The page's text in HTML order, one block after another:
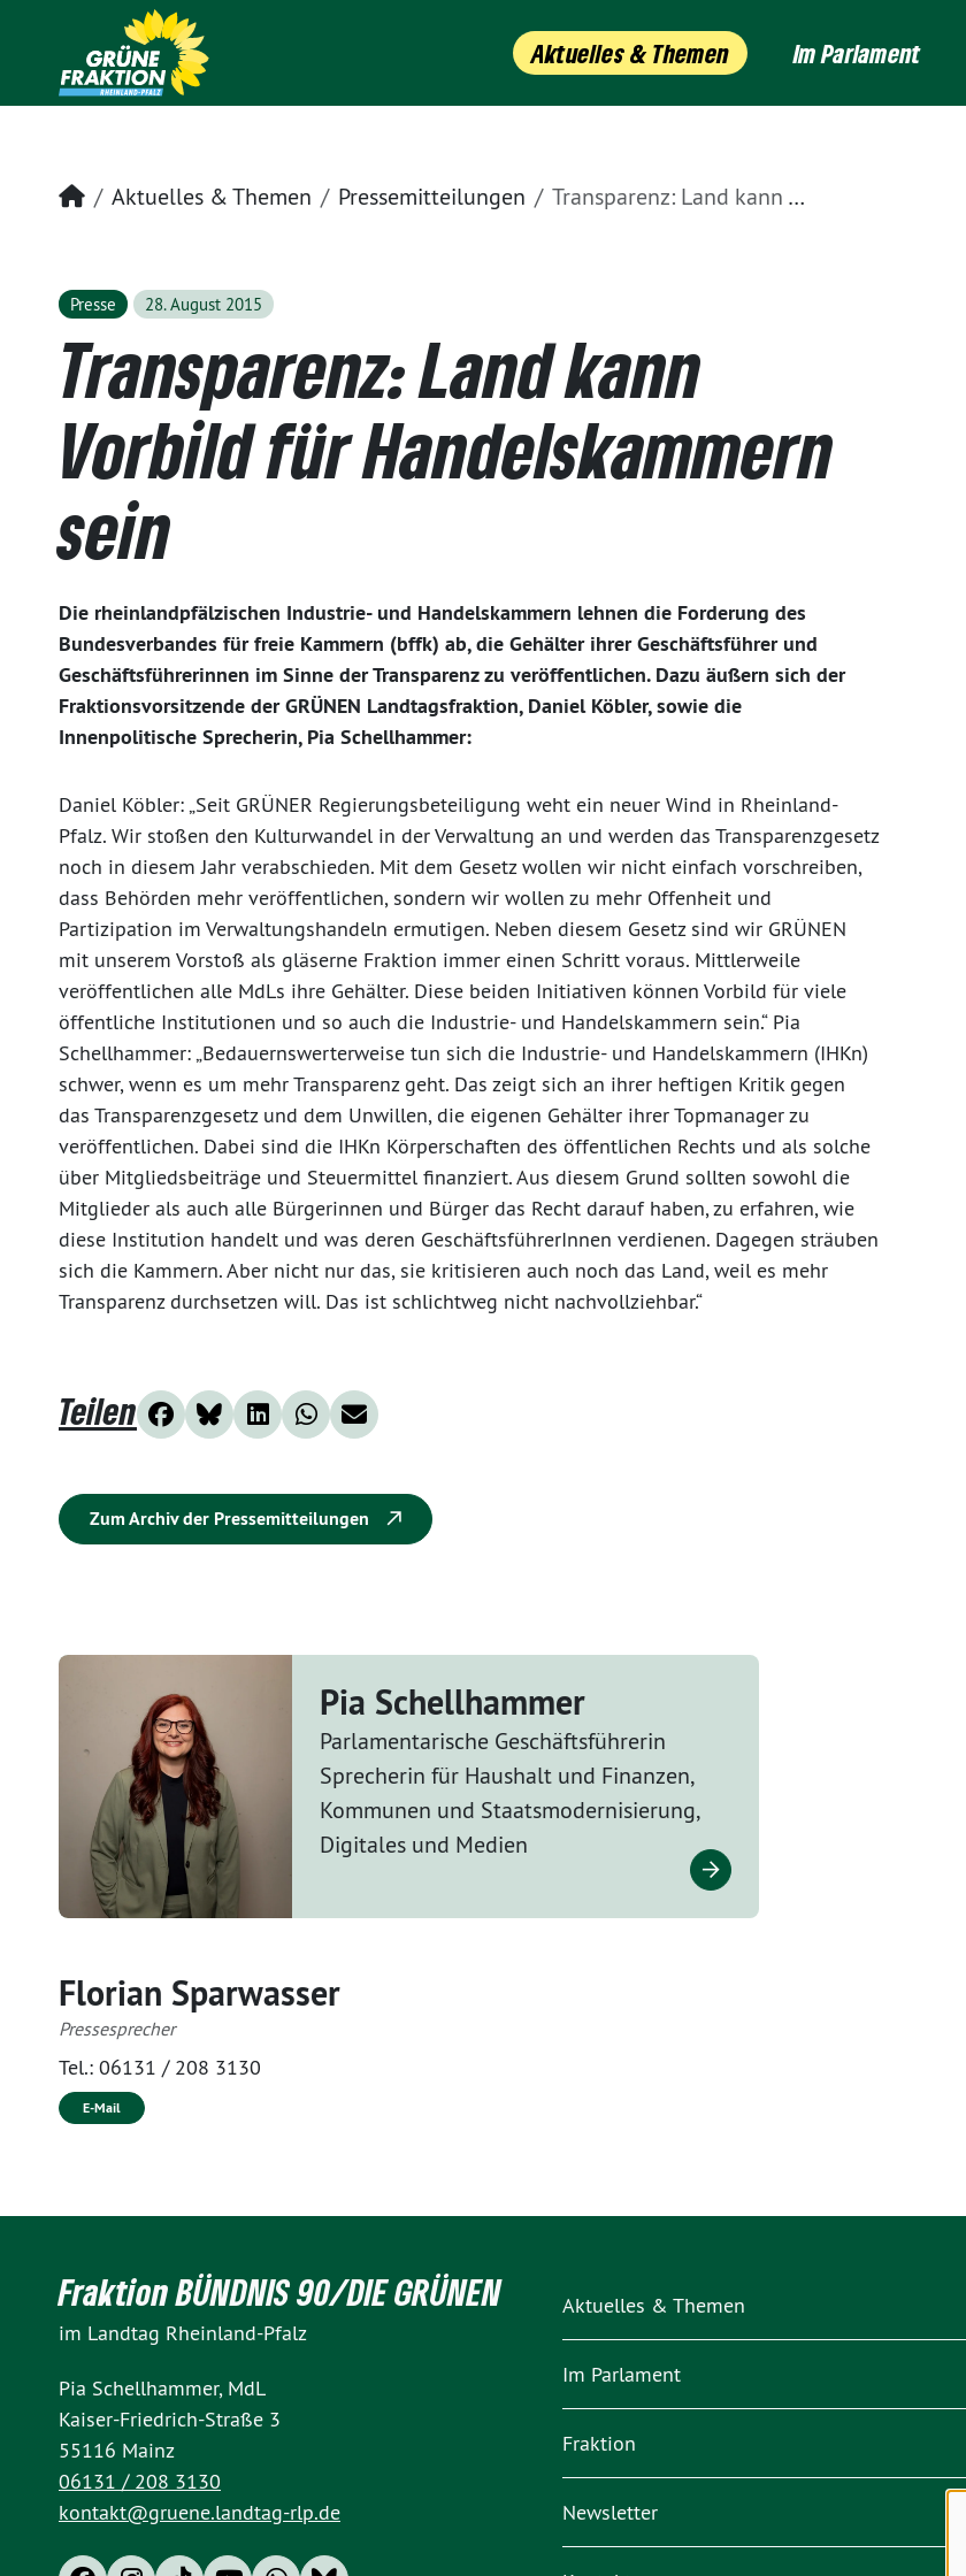
Aktuelles & Themen Im Parlament
Startseite
Aktuelles & Themen Pressemitteilungen Transparenz: Land kann Vorbild für Handelskammern sein
Presse 28. August 2015
Transparenz: Land kann
Vorbild für Handelskammern
sein
Die rheinlandpfälzischen Industrie- und Handelskammern lehnen die Forderung des
Bundesverbandes für freie Kammern (bffk) ab, die Gehälter ihrer Geschäftsführer und
Geschäftsführerinnen im Sinne der Transparenz zu veröffentlichen. Dazu äußern sich der
Fraktionsvorsitzende der GRÜNEN Landtagsfraktion, Daniel Köbler, sowie die
Innenpolitische Sprecherin, Pia Schellhammer:
Daniel Köbler: „Seit GRÜNER Regierungsbeteiligung weht ein neuer Wind in Rheinland-
Pfalz. Wir stoßen den Kulturwandel in der Verwaltung an und werden das Transparenzgesetz
noch in diesem Jahr verabschieden. Mit dem Gesetz wollen wir nicht einfach vorschreiben,
dass Behörden mehr veröffentlichen, sondern wir wollen zu mehr Offenheit und
Partizipation im Verwaltungshandeln ermutigen. Neben diesem Gesetz sind wir GRÜNEN
mit unserem Vorstoß als gläserne Fraktion immer einen Schritt voraus. Mittlerweile
veröffentlichen alle MdLs ihre Gehälter. Diese beiden Initiativen können Vorbild für viele
öffentliche Institutionen und so auch die Industrie- und Handelskammern sein.“ Pia
Schellhammer: „Bedauernswerterweise tun sich die Industrie- und Handelskammern (IHKn)
schwer, wenn es um mehr Transparenz geht. Das zeigt sich an ihrer heftigen Kritik gegen
das Transparenzgesetz und dem Unwillen, die eigenen Gehälter ihrer Topmanager zu
veröffentlichen. Dabei sind die IHKn Körperschaften des öffentlichen Rechts und als solche
über Mitgliedsbeiträge und Steuermittel finanziert. Aus diesem Grund sollten sowohl die
Mitglieder als auch alle Bürgerinnen und Bürger das Recht darauf haben, zu erfahren, wie
diese Institution handelt und was deren GeschäftsführerInnen verdienen. Dagegen sträuben
sich die Kammern. Aber nicht nur das, sie kritisieren auch noch das Land, weil es mehr
Transparenz durchsetzen will. Das ist schlichtweg nicht nachvollziehbar.“
Teilen
Zum Archiv der Pressemitteilungen
Pia Schellhammer
Parlamentarische Geschäftsführerin
Sprecherin für Haushalt und Finanzen,
Kommunen und Staatsmodernisierung,
Digitales und Medien
Florian Sparwasser
Pressesprecher
Tel.: 06131 / 208 3130
E-Mail
Fraktion BÜNDNIS 90/DIE GRÜNEN
im Landtag Rheinland-Pfalz
Pia Schellhammer, MdL
Kaiser-Friedrich-Straße 3
55116 Mainz
06131 / 208 3130
kontakt@gruene.landtag-rlp.de
Aktuelles & Themen
Im Parlament
Fraktion
Newsletter